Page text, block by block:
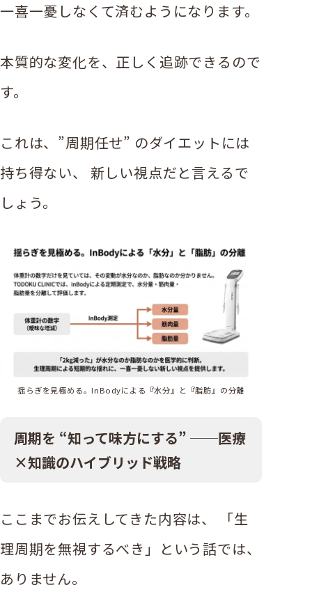
一喜一憂しなくて済むようになります。
本質的な変化を、正しく追跡できるので
す。
これは、”周期任せ” のダイエットには
持ち得ない、 新しい視点だと言えるで
しょう。
揺らぎを見極める。InBodyによる『水分』と『脂肪』の分離
周期を “知って味方にする” ──医療
×知識のハイブリッド戦略
ここまでお伝えしてきた内容は、 「生
理周期を無視するべき」という話では、
ありません。